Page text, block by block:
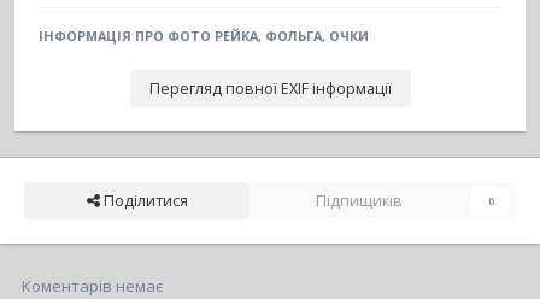
ІНФОРМАЦІЯ ПРО ФОТО РЕЙКА, ФОЛЬГА, ОЧКИ
Перегляд повної EXIF інформації
Поділитися Підпищиків 0
Коментарів немає